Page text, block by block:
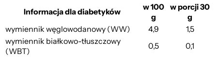
Informacja dla diabetyków
w 100
g
w porcji 30
g
wymiennik węglowodanowy (WW)
4,9
1,5
wymiennik białkowo-tłuszczowy
(WBT)
0,5 0,1